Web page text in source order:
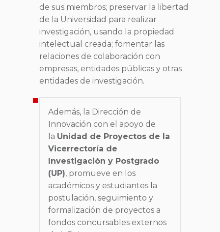
de sus miembros; preservar la libertad
de la Universidad para realizar
investigación, usando la propiedad
intelectual creada; fomentar las
relaciones de colaboración con
empresas, entidades públicas y otras
entidades de investigación.
Además, la Dirección de
Innovación con el apoyo de
la Unidad de Proyectos de la
Vicerrectoría de
Investigación y Postgrado
(UP), promueve en los
académicos y estudiantes la
postulación, seguimiento y
formalización de proyectos a
fondos concursables externos